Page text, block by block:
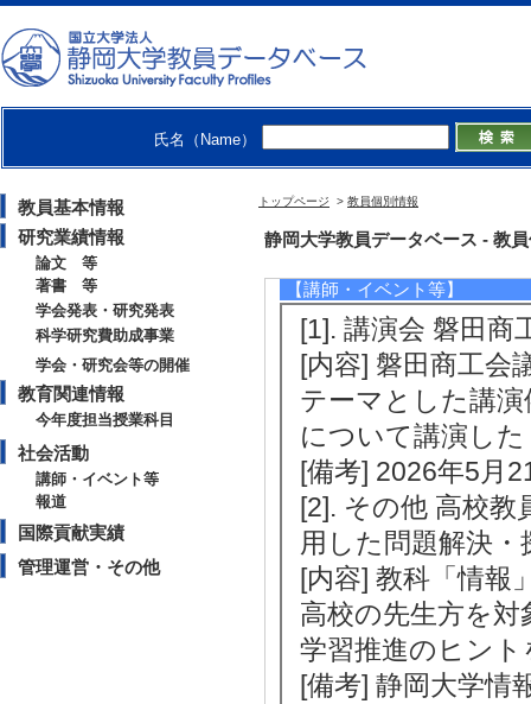
氏名（Name）
教員基本情報
研究業績情報
論文 等
著書 等
学会発表・研究発表
科学研究費助成事業
学会・研究会等の開催
教育関連情報
今年度担当授業科目
社会活動
講師・イベント等
報道
国際貢献実績
管理運営・その他
トップページ > 教員個別情報
静岡大学教員データベース - 教
[備考] 副担当
[4]. 大学院科目(修
[備考] 副担当
社会活動
【講師・イベント等】
[1]. 講演会 磐田商
[内容] 磐田商工会
テーマとした講
について講演した
[備考] 2026年5月
[2]. その他 高校教
用した問題解決
[内容] 教科「情報
高校の先生方を
学習推進のヒン
[備考] 静岡大学情